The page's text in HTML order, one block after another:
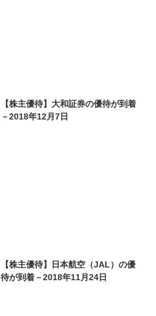
【株主優待】大和証券の優待が到着
－2018年12月7日
【株主優待】日本航空（JAL）の優
待が到着－2018年11月24日